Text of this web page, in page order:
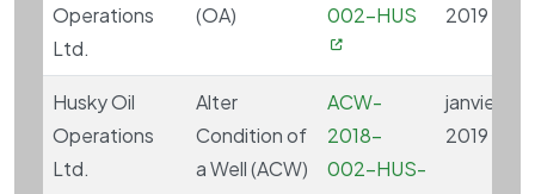
Operations
Ltd.
(OA)
002-HUS
2019
Husky Oil
Operations
Ltd.
Alter
Condition of
a Well (ACW)
ACW-
2018-
002-HUS-
janvier 2,
2019